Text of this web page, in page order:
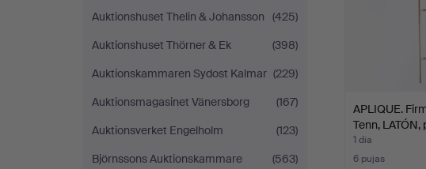
Auktionshuset Thelin & Johansson
(425)
Auktionshuset Thörner & Ek
(398)
Auktionskammaren Sydost Kalmar (229)
Auktionsmagasinet Vänersborg
(167)
Auktionsverket Engelholm
(123)
Björnssons Auktionskammare
(563)
APLIQUE.
Tenn,
1 día
6 pujas